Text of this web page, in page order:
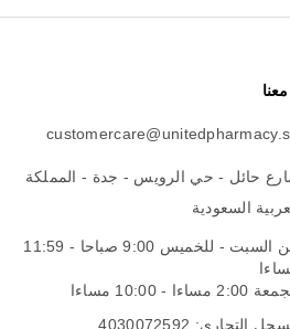
حائل - حي الرويس - جدة - المملكة
السعودية
من السبت - للخميس 9:00 صباحا - 11:59
مساءا - 10:00 مساءا
التجاري: 4030072592